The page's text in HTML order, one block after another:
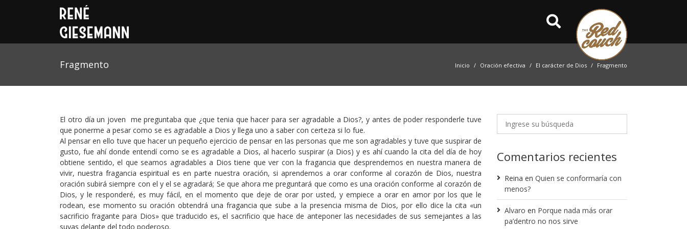
Fragmento Inicio Oración efectiva El carácter de Dios Fragmento
El otro día un joven me preguntaba que ¿que tenia que hacer para ser agradable a Dios?, y antes de poder responderle tuve
que ponerme a pesar como se es agradable a Dios y llega uno a saber con certeza si lo fue.
Al pensar en ello tuve que hacer un pequeño ejercicio de pensar en las personas que me son agradables y tuve que suspirar de
gusto, fue ahí donde entendí como se es agradable a Dios, al hacerlo suspirar (a Dios) y es ahí cuando la cita del día de hoy
obtiene sentido, el que seamos agradables a Dios tiene que ver con la fragancia que desprendemos en nuestra manera de
vivir, nuestra fragancia espiritual es en parte nuestra oración, si aprendemos a orar conforme al corazón de Dios, nuestra
oración subirá siempre con el y el se agradará; Se que ahora me preguntará que como es una oración conforme al corazón de
Dios, y le responderé, es muy fácil, en el momento que deje de orar por usted, y empiece a orar en amor por los que le
rodean, ese momento su oración obtendrá una fragancia que sube a la presencia misma de Dios, por ello dice la cita «un
sacrificio fragante para Dios» que traducido es, el sacrificio que hace de anteponer las necesidades de sus semejantes a las
suyas delante del todo poderoso.
Comentarios recientes
Reina en Quien se conformaría con
menos?
Alvaro en Porque nada más orar
pa’dentro no nos sirve